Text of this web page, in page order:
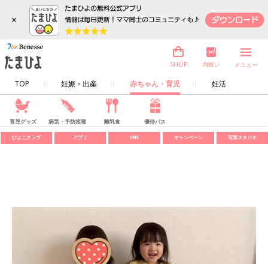
×
TOP 妊娠・出産 赤ちゃん・育児 妊活
SHOP 内祝い メニュー
育児グッズ 病気・予防接種 離乳食 優待パス
ひよこクラブ アプリ SNS キャンペーン 写真スタジオ